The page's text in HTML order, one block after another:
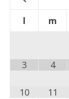
l
m
3 4
10 11